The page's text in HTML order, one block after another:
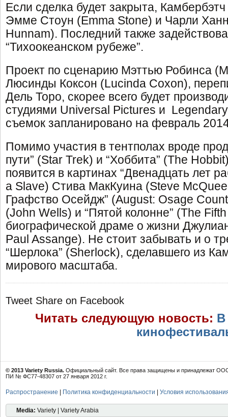
Если сделка будет закрыта,
Эмме Стоун (Emma Stone) и Чарли
Hunnam). Последний также
“Тихоокеанском рубеже”.
Проект по сценарию Мэттью Робинса
Люсинды Коксон (Lucinda Coxon),
Дель Торо, скорее всего будет
студиями Universal Pictures и
съемок запланировано на февраль
Помимо участия в тентполах вроде
пути” (Star Trek) и “Хоббита” (The
появится в картинах “Двенадцать лет
a Slave) Стива МакКуина (Steve
Графство Осейдж” (August: Osage
(John Wells) и “Пятой колонне” (The
биографической драме о жизни
Paul Assange). Не стоит забывать и о
“Шерлока” (Sherlock), сделавшего из
мирового масштаба.
Tweet Share on Facebook
Читать следующую новость: В
© 2013 Variety Russia. Официальный сайт. Все права защищены и принадлежат
ПИ № ФС77-48307 от 27 января 2012 г.
Распространение Политика конфиденциальности Условия
Media: Variety | Variety Arabia